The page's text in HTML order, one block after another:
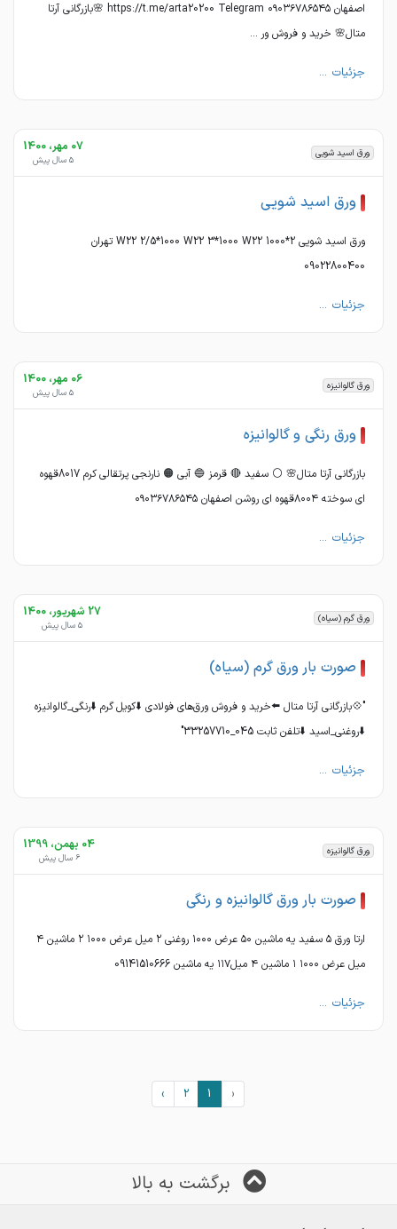
اصفهان ۰۹۰۳۶۷۸۶۵۴۵ https://t.me/arta20200 Telegram 🌸بازرگانی آرتا
متال🌸 خرید و‌ فروش ور ...
جزئیات ...
ورق اسید شویی 07 مهر، 1400
5 سال پیش
ورق اسید شویی
ورق اسید شویی 2*1000 W22 2/5*1000 W22 3*1000 W22 تهران
09022800400
جزئیات ...
ورق گالوانیزه 06 مهر، 1400
5 سال پیش
ورق رنگی و گالوانیزه
بازرگانی آرتا متال🌸 ⚪ سفید 🔴 قرمز 🔵 آبی 🟠 نارنجی پرتقالی کرم 8017قهوه
ای سوخته ۸۰۰۴قهوه ای روشن اصفهان ۰۹۰۳۶۷۸۶۵۴۵
جزئیات ...
ورق گرم (سیاه) 27 شهریور، 1400
5 سال پیش
صورت بار ورق گرم (سیاه)
"💠بازرگانی آرتا متال ⬅️خرید و‌ فروش ورق‌های فولادی ⬇️کویل گرم ⬇️رنگی_گالوانیزه
⬇️روغنی_اسید ⬇️تلفن ثابت 045_33257710"
جزئیات ...
ورق گالوانیزه 04 بهمن، 1399
6 سال پیش
صورت بار ورق گالوانیزه و رنگی
ارتا ورق ۵ سفید یه ماشین ۵۰ عرض ۱۰۰۰ روغنی ۲ میل عرض ۱۰۰۰ ۲ ماشین ۴
میل عرض ۱۰۰۰ ۱ ماشین ۴ میل۱۱۷ یه ماشین 09141510666
جزئیات ...
‹
1
2
›
برگشت به بالا